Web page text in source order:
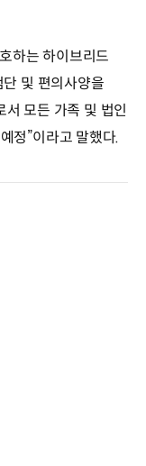
하는 하이브리드
및 편의사양을
서 모든 가족 및 법인
정”이라고 말했다.